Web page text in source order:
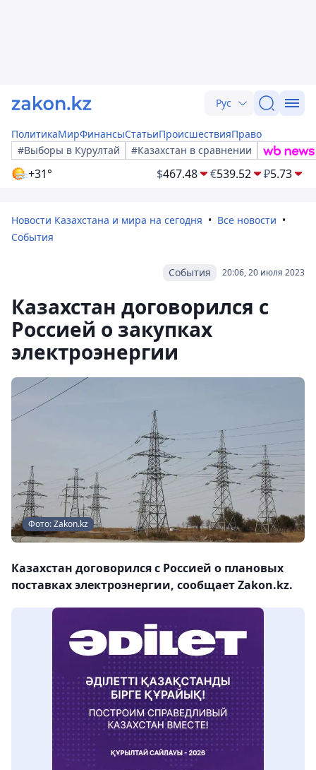
Рус
ПолитикаМирФинансыСтатьиПроисшествияПраво
#Выборы в Курултай
#Казахстан в сравнении
+31° $467.48 €539.52 ₽5.73
Новости Казахстана и мира на сегодня
Все новости
События
20:06, 20 июля 2023
События
Казахстан договорился с
Россией о закупках
электроэнергии
Фото: Zakon.kz
Казахстан договорился с Россией о плановых
поставках электроэнергии, сообщает Zakon.kz.